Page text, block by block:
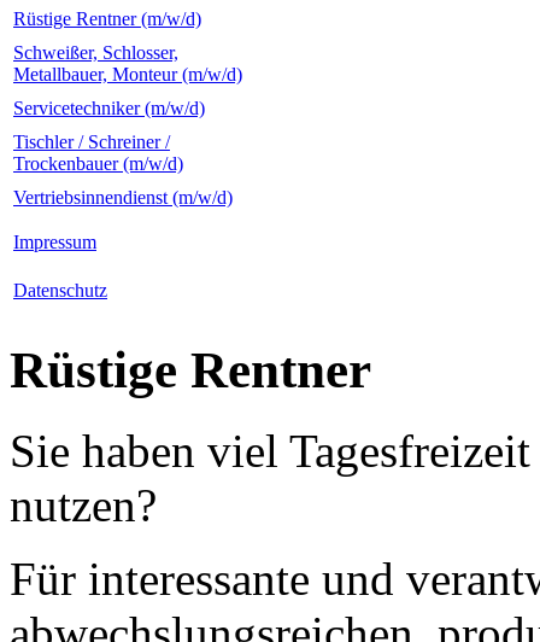
Rüstige Rentner (m/w/d)
Schweißer, Schlosser,
Metallbauer, Monteur (m/w/d)
Servicetechniker (m/w/d)
Tischler / Schreiner /
Trockenbauer (m/w/d)
Vertriebsinnendienst (m/w/d)
Impressum
Datenschutz
Rüstige Rentner
Sie haben viel
nutzen?
Für interessante und